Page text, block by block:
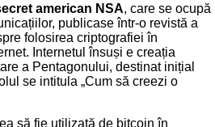
american NSA, care se ocupă
publicase într-o revistă a
folosirea criptografiei în
Internetul însuși e creația
a Pentagonului, destinat inițial
se intitula „Cum să creezi o
să fie utilizată de bitcoin în